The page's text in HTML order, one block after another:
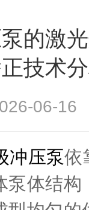
的激
技术
06-
冲压泵依
泵体结